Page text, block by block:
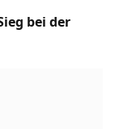
bei der